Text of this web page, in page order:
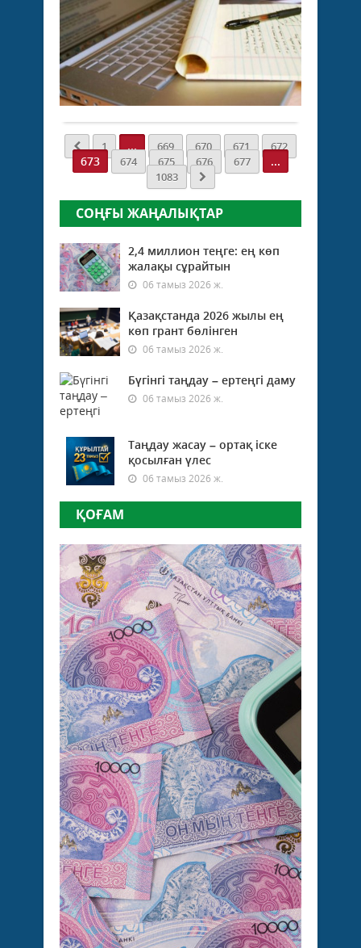
Жаңалықтар
28 мамыр
2022 ж.
937
Толығырақ
1 ... 669 670 671 672
673 674 675 676 677 ...
1083
СОҢҒЫ ЖАҢАЛЫҚТАР
2,4 миллион теңге: ең көп
жалақы сұрайтын
06 тамыз 2026 ж.
Қазақстанда 2026 жылы ең
көп грант бөлінген
06 тамыз 2026 ж.
Бүгінгі таңдау – ертеңгі даму
06 тамыз 2026 ж.
Таңдау жасау – ортақ іске
қосылған үлес
06 тамыз 2026 ж.
ҚОҒАМ